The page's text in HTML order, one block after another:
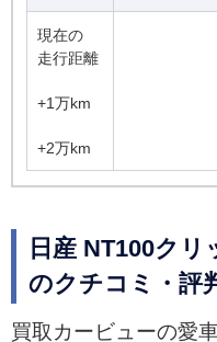
現在の
走行距離
+1万km
+2万km
日産 NT100ク
のクチコミ・評
買取カービューの愛